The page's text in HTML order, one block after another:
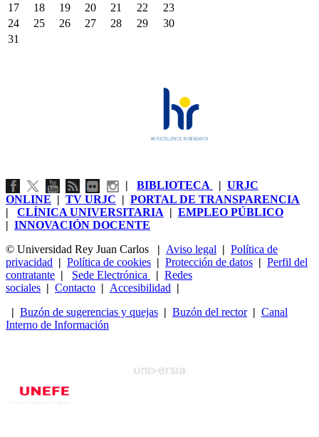
17
18 19 20 21 22
23
24
25 26 27 28 29
30
31
| BIBLIOTECA | URJC
ONLINE | TV URJC | PORTAL DE TRANSPARENCIA
| CLÍNICA UNIVERSITARIA | EMPLEO PÚBLICO
| INNOVACIÓN DOCENTE
© Universidad Rey Juan Carlos
| Aviso legal | Política de
privacidad | Política de cookies | Protección de datos | Perfil del
contratante | Sede Electrónica | Redes
sociales | Contacto | Accesibilidad |
| Buzón de sugerencias y quejas | Buzón del rector| Canal
Interno de Información